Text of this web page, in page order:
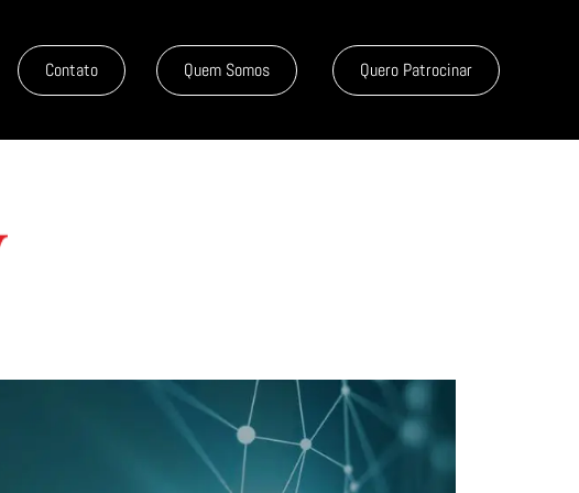
Contato Quem Somos Quero Patrocinar